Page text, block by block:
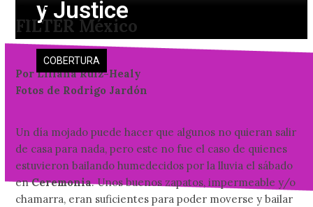
content
FILTER México
Open
mobile
menu
Close
mobile
menu
COBERTURA
y Justice
Por Liliana Ruiz-Healy
Fotos de Rodrigo Jardón
Un día mojado puede hacer que algunos no quieran salir
de casa para nada, pero este no fue el caso de quienes
estuvieron bailando humedecidos por la lluvia el sábado
enCeremonia. Unos buenos zapatos, impermeable y/o
chamarra, eran suficientes para poder moverse y bailar